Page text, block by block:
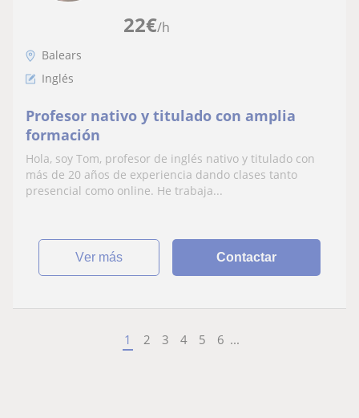
22€/h
Balears
Inglés
Profesor nativo y titulado con amplia
formación
Hola, soy Tom, profesor de inglés nativo y titulado con
más de 20 años de experiencia dando clases tanto
presencial como online. He trabaja...
ver más Contactar
1 2 3 4 5 6 ...